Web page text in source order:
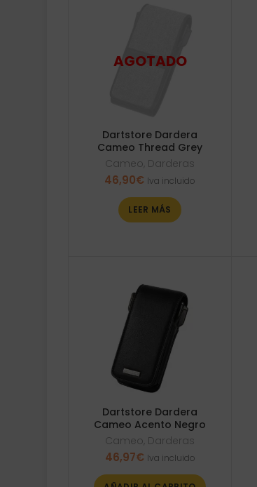
Dartstore Dardera
Cameo Thread Grey
Cameo, Darderas
46,90€ Iva incluido
LEER MÁS
Dartstore Dardera
Cameo Acento Negro
Cameo, Darderas
46,97€ Iva incluido